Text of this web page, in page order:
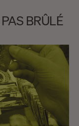
PAS BRÛLÉ